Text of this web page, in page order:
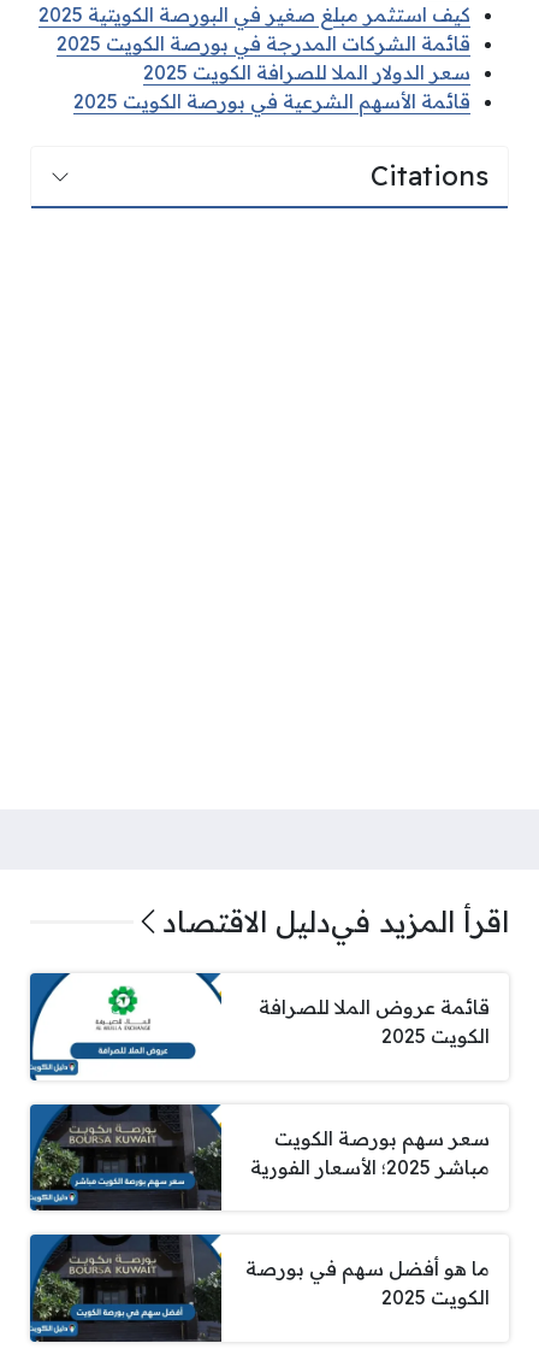
كيف استثمر مبلغ صغير في البورصة الكويتية 2025
قائمة الشركات المدرجة في بورصة الكويت 2025
سعر الدولار الملا للصرافة الكويت 2025
قائمة الأسهم الشرعية في بورصة الكويت 2025
Citations
اقرأ المزيد فيدليل الاقتصاد
قائمة عروض الملا للصرافة
الكويت 2025
سعر سهم بورصة الكويت
مباشر 2025؛ الأسعار الفورية
ما هو أفضل سهم في بورصة
الكويت 2025